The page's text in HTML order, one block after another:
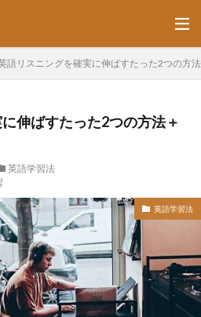
語リスニングを確実に伸ばすたった2つの方
伸ばすたった2つの方法＋
英語学習法
英語学習法